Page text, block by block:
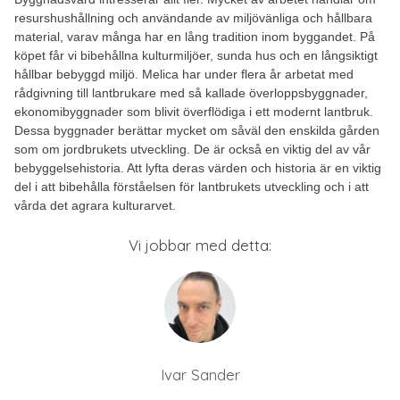
resurshushållning och användande av miljövänliga och hållbara
material, varav många har en lång tradition inom byggandet. På
köpet får vi bibehållna kulturmiljöer, sunda hus och en långsiktigt
hållbar bebyggd miljö. Melica har under flera år arbetat med
rådgivning till lantbrukare med så kallade överloppsbyggnader,
ekonomibyggnader som blivit överflödiga i ett modernt lantbruk.
Dessa byggnader berättar mycket om såväl den enskilda gården
som om jordbrukets utveckling. De är också en viktig del av vår
bebyggelsehistoria. Att lyfta deras värden och historia är en viktig
del i att bibehålla förståelsen för lantbrukets utveckling och i att
vårda det agrara kulturarvet.
Vi jobbar med detta:
Ivar Sander